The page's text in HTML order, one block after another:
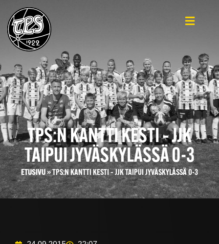
TPS:N KANTTI KESTI – JJK
TAIPUI JYVÄSKYLÄSSÄ 0-3
ETUSIVU»TPS:N KANTTI KESTI – JJK TAIPUI JYVÄSKYLÄSSÄ 0-3